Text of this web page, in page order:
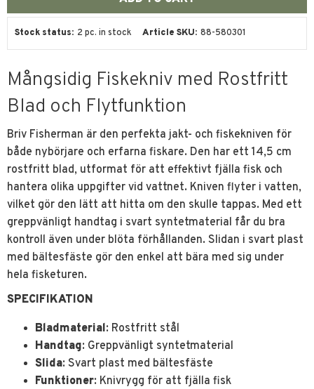
Stock status 2 pc. in stock Article SKU 88-580301
Mångsidig Fiskekniv med Rostfritt
Blad och Flytfunktion
Briv Fisherman är den perfekta jakt- och fiskekniven för
både nybörjare och erfarna fiskare. Den har ett 14,5 cm
rostfritt blad, utformat för att effektivt fjälla fisk och
hantera olika uppgifter vid vattnet. Kniven flyter i vatten,
vilket gör den lätt att hitta om den skulle tappas. Med ett
greppvänligt handtag i svart syntetmaterial får du bra
kontroll även under blöta förhållanden. Slidan i svart plast
med bältesfäste gör den enkel att bära med sig under
hela fisketuren.
SPECIFIKATION
Bladmaterial: Rostfritt stål
Handtag: Greppvänligt syntetmaterial
Slida: Svart plast med bältesfäste
Funktioner: Knivrygg för att fjälla fisk